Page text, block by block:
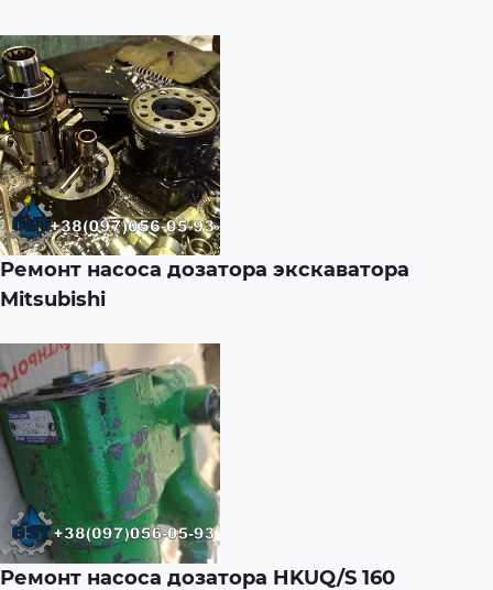
Ремонт насоса дозатора экскаватора
Mitsubishi
Ремонт насоса дозатора HKUQ/S 160